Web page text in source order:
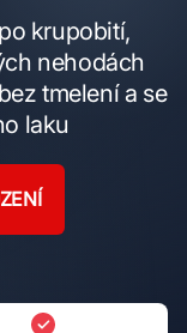
krupobití,
nehodách
tmelení a se
laku